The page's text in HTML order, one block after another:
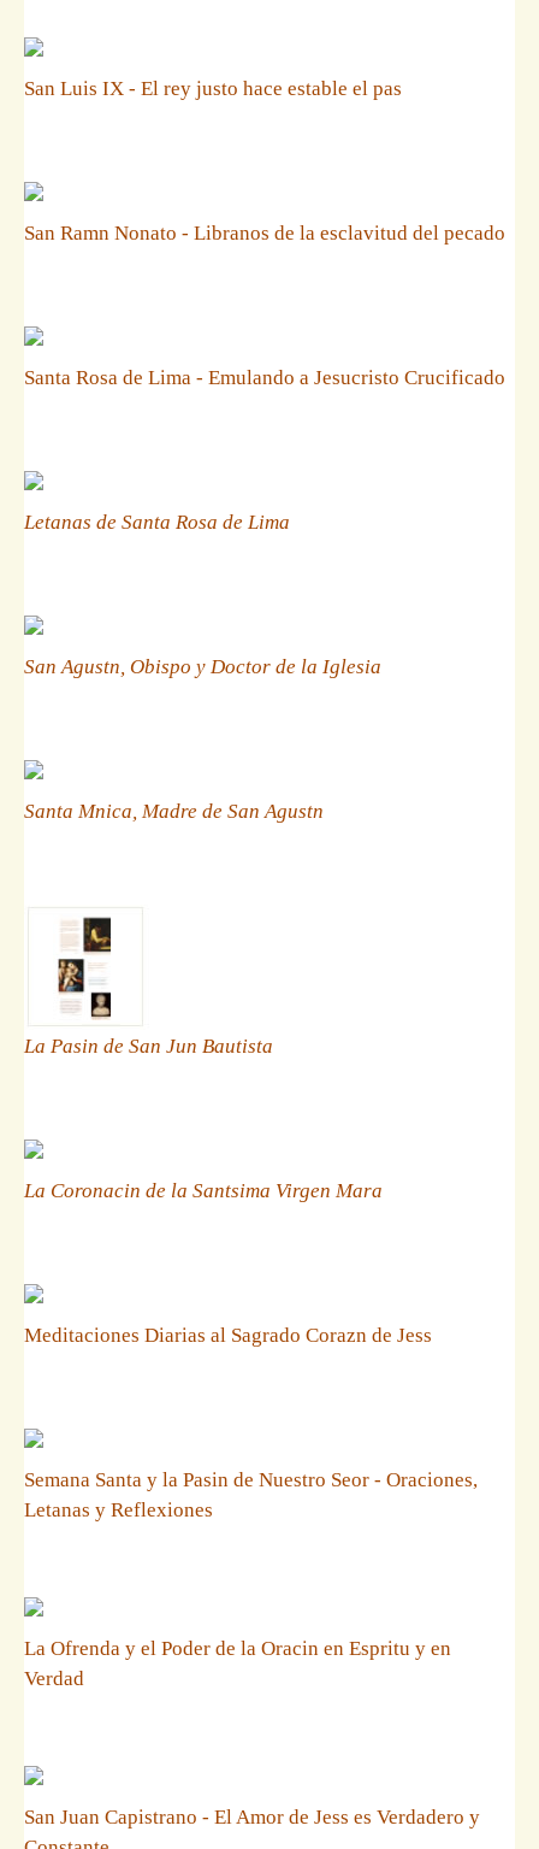
San Luis IX - El rey justo hace estable el pas
San Ramn Nonato - Libranos de la esclavitud del pecado
Santa Rosa de Lima - Emulando a Jesucristo Crucificado
Letanas de Santa Rosa de Lima
San Agustn, Obispo y Doctor de la Iglesia
Santa Mnica, Madre de San Agustn
La Pasin de San Jun Bautista
La Coronacin de la Santsima Virgen Mara
Meditaciones Diarias al Sagrado Corazn de Jess
Semana Santa y la Pasin de Nuestro Seor - Oraciones,
Letanas y Reflexiones
La Ofrenda y el Poder de la Oracin en Espritu y en
Verdad
San Juan Capistrano - El Amor de Jess es Verdadero y